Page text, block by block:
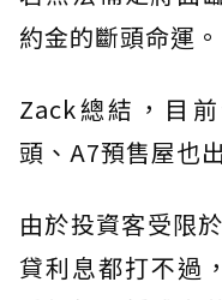
約金的斷頭命運。
Zack總結，目
頭、A7預售屋也
由於投資客受限
貸利息都打不過